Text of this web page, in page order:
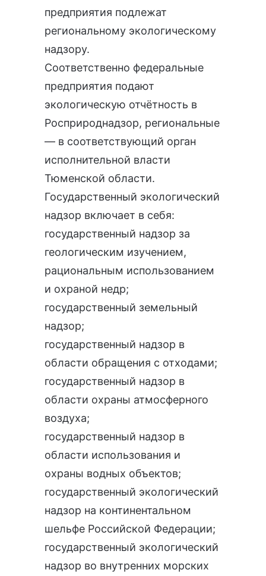
предприятия подлежат
региональному экологическому
надзору.
Соответственно федеральные
предприятия подают
экологическую отчётность в
Росприроднадзор, региональные
— в соответствующий орган
исполнительной власти
Тюменской области.
Государственный экологический
надзор включает в себя:
государственный надзор за
геологическим изучением,
рациональным использованием
и охраной недр;
государственный земельный
надзор;
государственный надзор в
области обращения с отходами;
государственный надзор в
области охраны атмосферного
воздуха;
государственный надзор в
области использования и
охраны водных объектов;
государственный экологический
надзор на континентальном
шельфе Российской Федерации;
государственный экологический
надзор во внутренних морских